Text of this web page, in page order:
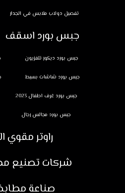
تفصيل دولاب ملابس في الجدار
جبس بورد اسقف
جبس بورد ديكور تلفزيون
جبس بورد شاشات بسيط
جبس بورد غرف اطفال 2023
جبس بورد مجالس رجال
راوتر مقوي
شركات تصنيع
صناعة